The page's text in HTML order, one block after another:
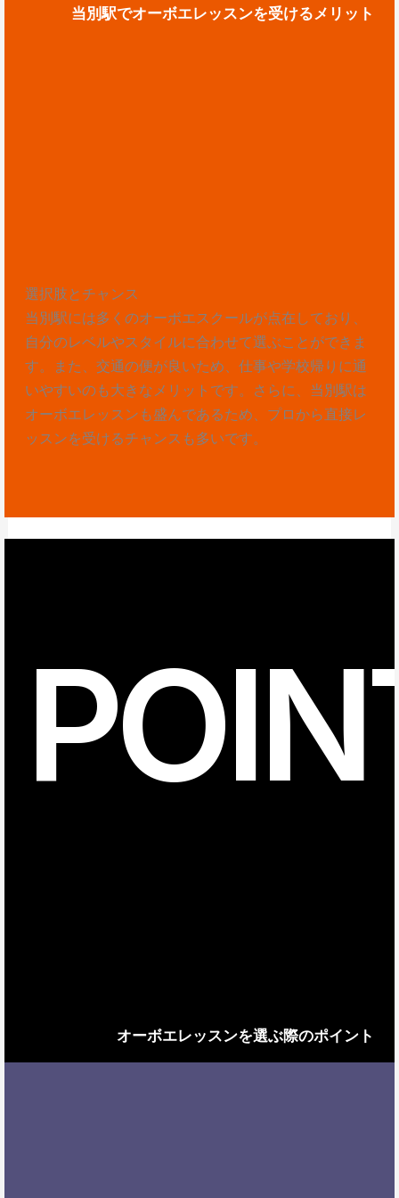
当別駅でオーボエレッスンを受けるメリット
選択肢とチャンス
当別駅には多くのオーボエスクールが点在しており、
自分のレベルやスタイルに合わせて選ぶことができま
す。また、交通の便が良いため、仕事や学校帰りに通
いやすいのも大きなメリットです。さらに、当別駅は
オーボエレッスンも盛んであるため、プロから直接レ
ッスンを受けるチャンスも多いです。
オーボエレッスンを選ぶ際のポイント